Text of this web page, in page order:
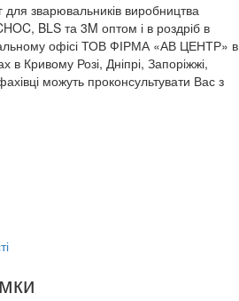
для зварювальників виробництва
BLS та 3M оптом і в роздріб в
офісі ТОВ ФІРМА «АВ ЦЕНТР» в
в Кривому Розі, Дніпрі, Запоріжжі,
можуть проконсультувати Вас з